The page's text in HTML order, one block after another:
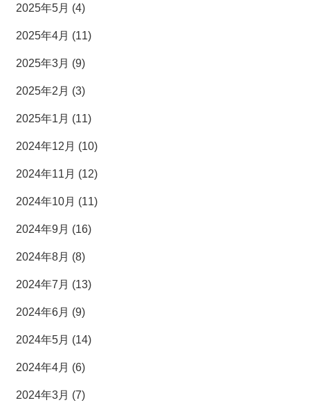
2025年5月 (4)
2025年4月 (11)
2025年3月 (9)
2025年2月 (3)
2025年1月 (11)
2024年12月 (10)
2024年11月 (12)
2024年10月 (11)
2024年9月 (16)
2024年8月 (8)
2024年7月 (13)
2024年6月 (9)
2024年5月 (14)
2024年4月 (6)
2024年3月 (7)